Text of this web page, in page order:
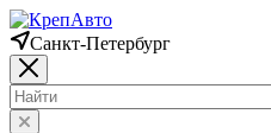
Санкт-Петербург